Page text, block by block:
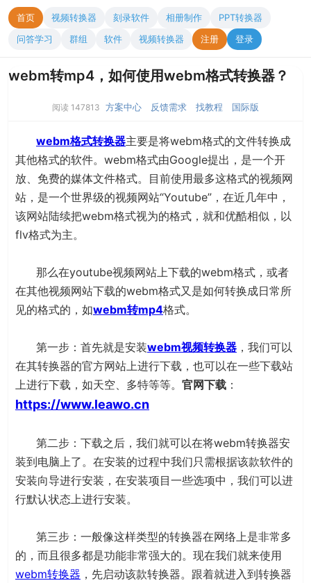
首页 视频转换器 刻录软件 相册制作
PPT转换器
问答学习
群组 软件 视频转换器 注册 登录
webm转mp4，如何使用webm格式转换器？
阅读 147813 方案中心 反馈需求 找教程 国际版
webm格式转换器主要是将webm格式的文件转换成
其他格式的软件。webm格式由Google提出，是一个开
放、免费的媒体文件格式。目前使用最多这格式的视频网
站，是一个世界级的视频网站“Youtube”，在近几年中，
该网站陆续把webm格式视为的格式，就和优酷相似，以
flv格式为主。
那么在youtube视频网站上下载的webm格式，或者
在其他视频网站下载的webm格式又是如何转换成日常所
见的格式的，如webm转mp4格式。
第一步：首先就是安装webm视频转换器 ，我们可以
在其转换器的官方网站上进行下载，也可以在一些下载站
上进行下载，如天空、多特等等。 官网下载 ：
https://www.leawo.cn
第二步：下载之后，我们就可以在将webm转换器安
装到电脑上了。在安装的过程中我们只需根据该款软件的
安装向导进行安装，在安装项目一些选项中，我们可以进
行默认状态上进行安装。
第三步：一般像这样类型的转换器在网络上是非常多
的，而且很多都是功能非常强大的。现在我们就来使用
webm转换器 ，先启动该款转换器。跟着就进入到转换器